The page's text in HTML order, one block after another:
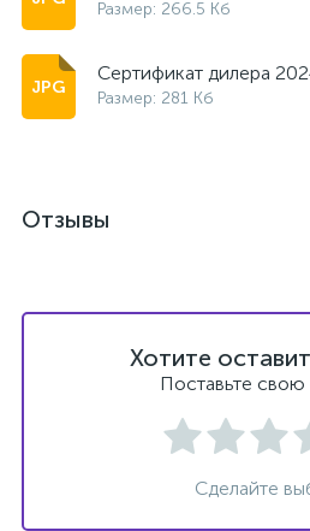
Размер: 266.5 Кб
Сертификат дилера
Размер: 281 Кб
Отзывы
Хотите
Поставьте свою
Сделайте